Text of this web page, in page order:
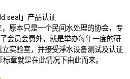
seal」产品认证
原本只是一个民间水处理的协会，专
会员会费外，就是举办每年一度的研
实验室，并接受淨水设备测试及认证
章就是在此情况下由此而来。